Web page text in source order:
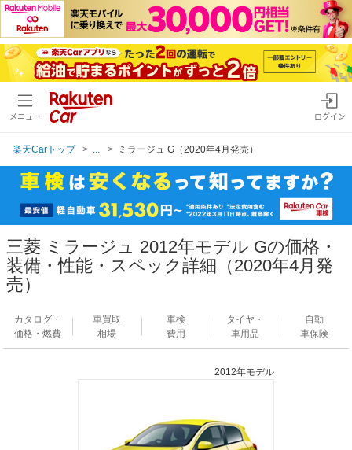
メニュー ログイン
楽天Carトップ ミラージュ G（2020年4月発売）
三菱 ミラージュ 2012年モデル Gの価格・
装備・性能・スペック詳細（2020年4月発
売）
カタログ・
価格・燃費
車買取
相場
車検
費用
タイヤ・
車用品
自動
車保険
2012年モデル